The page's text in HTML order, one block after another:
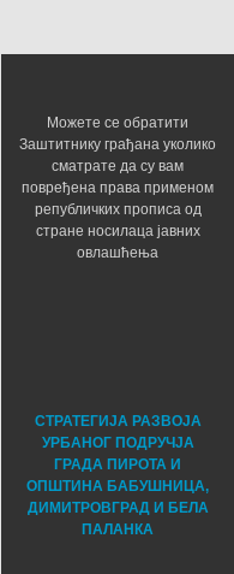
Можете се обратити
Заштитнику грађана уколико
сматрате да су вам
повређена права применом
републичких прописа од
стране носилаца јавних
овлашћења
СТРАТЕГИЈА РАЗВОЈА
УРБАНОГ ПОДРУЧЈА
ГРАДА ПИРОТА И
ОПШТИНА БАБУШНИЦА,
ДИМИТРОВГРАД И БЕЛА
ПАЛАНКА